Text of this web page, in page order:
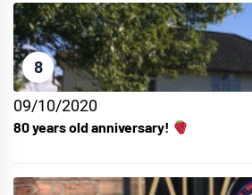
8
09/10/2020
80 years old anniversary!